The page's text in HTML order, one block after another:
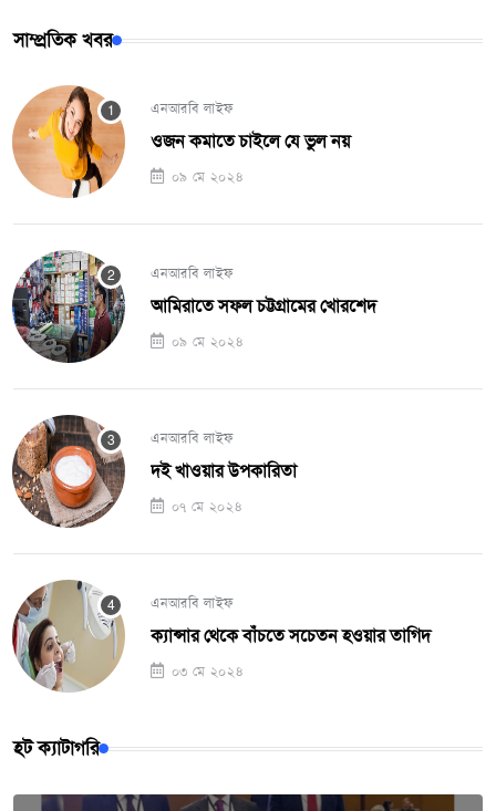
সাম্প্রতিক খবর
এনআরবি লাইফ
ওজন কমাতে চাইলে যে ভুল নয়
০৯ মে ২০২৪
এনআরবি লাইফ
আমিরাতে সফল চট্টগ্রামের খোরশেদ
০৯ মে ২০২৪
এনআরবি লাইফ
দই খাওয়ার উপকারিতা
০৭ মে ২০২৪
এনআরবি লাইফ
ক্যান্সার থেকে বাঁচতে সচেতন হওয়ার তাগিদ
০৩ মে ২০২৪
হট ক্যাটাগরি